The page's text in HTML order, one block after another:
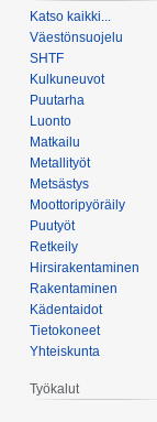
Katso kaikki...
Väestönsuojelu
SHTF
Kulkuneuvot
Puutarha
Luonto
Matkailu
Metallityöt
Metsästys
Moottoripyöräily
Puutyöt
Retkeily
Hirsirakentaminen
Rakentaminen
Kädentaidot
Tietokoneet
Yhteiskunta
Työkalut